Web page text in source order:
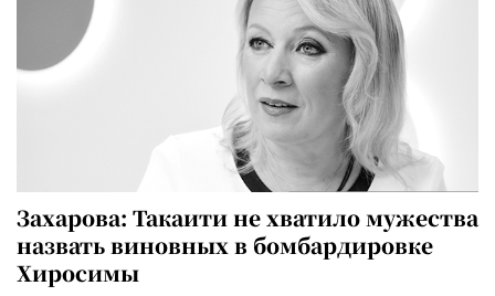
Захарова: Такаити не хватило мужества
назвать виновных в бомбардировке
Хиросимы